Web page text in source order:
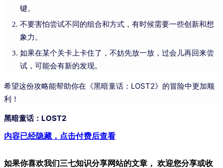
键。
不要害怕尝试不同的组合和方式，有时候需要一些创新和想
象力。
如果在某个关卡上卡住了，不妨先放一放，过会儿再回来尝
试，可能会有新的发现。
希望这份攻略能帮助你在《黑暗童话：LOST2》的冒险中更加顺
利！
黑暗童话：LOST2
内容已经隐藏，点击付费后查看
如果你喜欢我们三七知识分享网站的文章， 欢迎您分享或收